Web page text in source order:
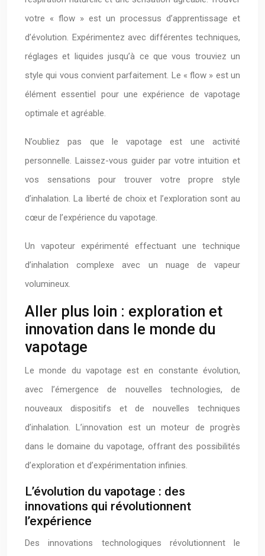
votre « flow » est un processus d’apprentissage et
d’évolution. Expérimentez avec différentes techniques,
réglages et liquides jusqu’à ce que vous trouviez un
style qui vous convient parfaitement. Le « flow » est un
élément essentiel pour une expérience de vapotage
optimale et agréable.
N’oubliez pas que le vapotage est une activité
personnelle. Laissez-vous guider par votre intuition et
vos sensations pour trouver votre propre style
d’inhalation. La liberté de choix et l’exploration sont au
cœur de l’expérience du vapotage.
Un vapoteur expérimenté effectuant une technique
d’inhalation complexe avec un nuage de vapeur
volumineux.
Aller plus loin : exploration et
innovation dans le monde du
vapotage
Le monde du vapotage est en constante évolution,
avec l’émergence de nouvelles technologies, de
nouveaux dispositifs et de nouvelles techniques
d’inhalation. L’innovation est un moteur de progrès
dans le domaine du vapotage, offrant des possibilités
d’exploration et d’expérimentation infinies.
L’évolution du vapotage : des
innovations qui révolutionnent
l’expérience
Des innovations technologiques révolutionnent le